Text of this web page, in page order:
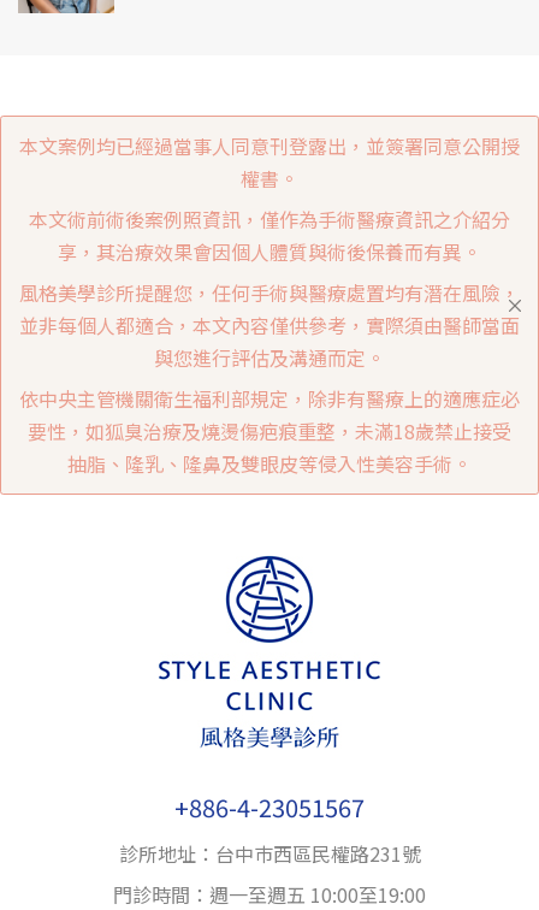
本文案例均已經過當事人同意刊登露出，並簽署同意公開授
權書。
本文術前術後案例照資訊，僅作為手術醫療資訊之介紹分
享，其治療效果會因個人體質與術後保養而有異。
風格美學診所提醒您，任何手術與醫療處置均有潛在風險，
並非每個人都適合，本文內容僅供參考，實際須由醫師當面
與您進行評估及溝通而定。
依中央主管機關衛生福利部規定，除非有醫療上的適應症必
要性，如狐臭治療及燒燙傷疤痕重整，未滿18歲禁止接受
抽脂、隆乳、隆鼻及雙眼皮等侵入性美容手術。
+886-4-23051567
診所地址：台中巿西區民權路231號
門診時間：週一至週五 10:00至19:00